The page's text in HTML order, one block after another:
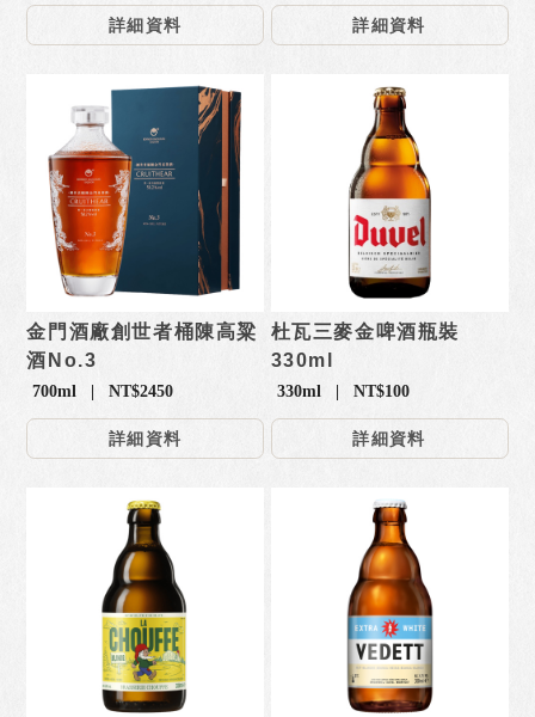
詳細資料 詳細資料
金門酒廠創世者桶陳高粱
酒No.3
700ml | NT$2450
詳細資料
杜瓦三麥金啤酒瓶裝
330ml
330ml | NT$100
詳細資料